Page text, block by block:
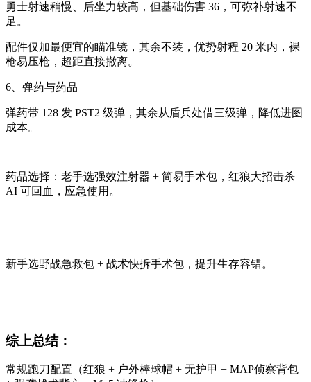
勇士射速稍慢、后坐力较高，但基础伤害 36，可弥补射速不
足。
配件仅加最便宜的瞄准镜，其余不装，优势射程 20 米内，裸
枪易压枪，超距直接撤离。
6、弹药与药品
弹药带 128 发 PST2 级弹，其余从盾兵处借三级弹，降低进图
成本。
药品选择：老手选强效注射器 + 简易手术包，红狼大招击杀
AI 可回血，应急使用。
新手选野战急救包 + 战术快拆手术包，提升生存容错。
综上总结：
常规跑刀配置（红狼 + 户外棒球帽 + 无护甲 + MAP侦察背包